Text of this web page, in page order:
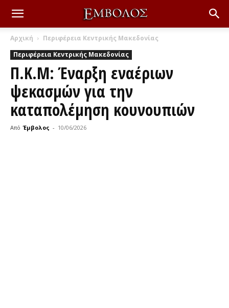
Αρχική
Περιφέρεια Κεντρικής Μακεδονίας
Περιφέρεια Κεντρικής Μακεδονίας
Π.Κ.Μ: Έναρξη εναέριων
ψεκασμών για την
καταπολέμηση κουνουπιών
Από Έμβολος - 10/06/2026